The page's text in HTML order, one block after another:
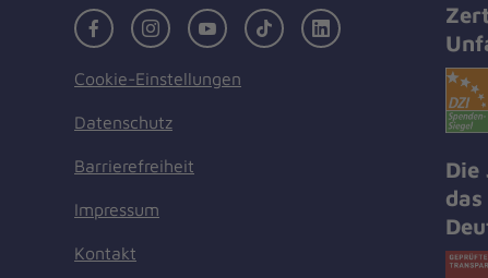
FacebookInstagramYoutubeTikTok LinkedIn
Cookie-Einstellungen
Datenschutz
Barrierefreiheit
Impressum
Kontakt
Die